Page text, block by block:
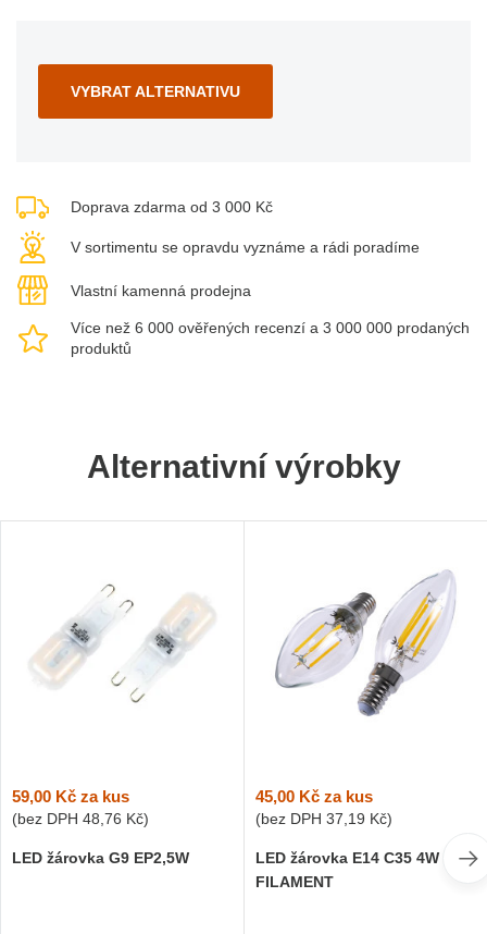
VYBRAT ALTERNATIVU
Doprava zdarma od 3 000 Kč
V sortimentu se opravdu vyznáme a rádi poradíme
Vlastní kamenná prodejna
Více než 6 000 ověřených recenzí a 3 000 000 prodaných
produktů
Alternativní výrobky
59,00 Kč za kus
(bez DPH 48,76 Kč)
LED žárovka G9 EP2,5W
45,00 Kč za kus
(bez DPH 37,19 Kč)
LED žárovka E14 C35 4W
FILAMENT